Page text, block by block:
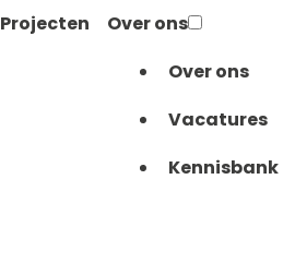
Projecten
Over ons
Over ons
Vacatures
Kennisbank